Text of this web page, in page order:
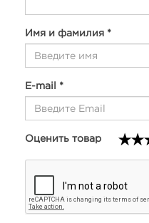
Имя и фамилия *
E-mail *
Оценить товар